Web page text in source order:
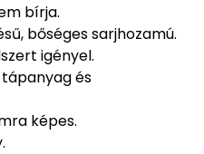
bírja.
bőséges sarjhozamú.
igényel.
és
képes.